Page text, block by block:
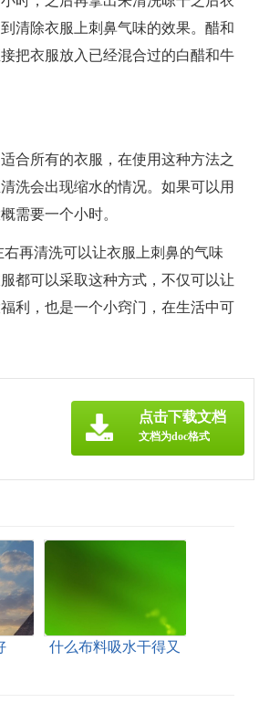
清除衣服上刺鼻气味的效果。醋和
把衣服放入已经混合过的白醋和牛
合所有的衣服，在使用这种方法之
洗会出现缩水的情况。如果可以用
需要一个小时。
再清洗可以让衣服上刺鼻的气味
都可以采取这种方式，不仅可以让
利，也是一个小窍门，在生活中可
点击下载文档
文档为doc格式
什么布料吸水干得又